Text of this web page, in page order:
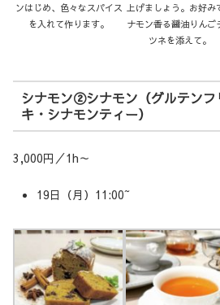
ンはじめ、色々なスパイス
を入れて作ります。
上げましょう。お好み
ナモン香る醤油りんご
ツネを添えて。
シナモン②シナモン（グルテンフ
キ・シナモンティー）
3,000円／1h～
19日（月）11:00~